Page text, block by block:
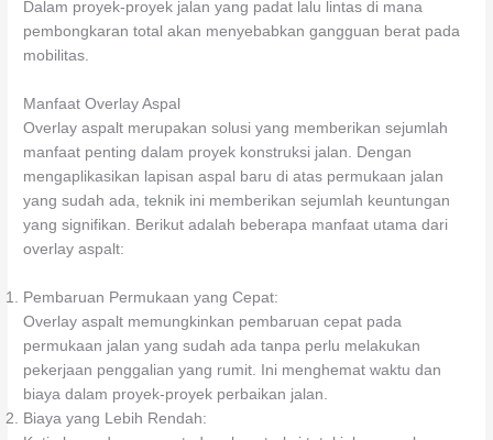
Dalam proyek-proyek jalan yang padat lalu lintas di mana
pembongkaran total akan menyebabkan gangguan berat pada
mobilitas.
Manfaat Overlay Aspal
Overlay aspalt merupakan solusi yang memberikan sejumlah
manfaat penting dalam proyek konstruksi jalan. Dengan
mengaplikasikan lapisan aspal baru di atas permukaan jalan
yang sudah ada, teknik ini memberikan sejumlah keuntungan
yang signifikan. Berikut adalah beberapa manfaat utama dari
overlay aspalt:
Pembaruan Permukaan yang Cepat:
Overlay aspalt memungkinkan pembaruan cepat pada
permukaan jalan yang sudah ada tanpa perlu melakukan
pekerjaan penggalian yang rumit. Ini menghemat waktu dan
biaya dalam proyek-proyek perbaikan jalan.
Biaya yang Lebih Rendah: